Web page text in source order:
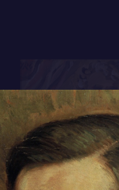
nagevolgd, maar altijd